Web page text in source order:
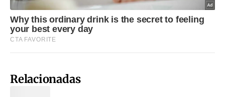
Relacionadas